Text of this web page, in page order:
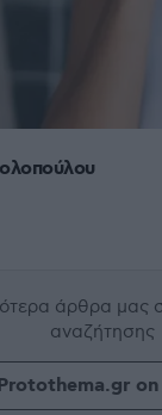
άρθρα μας
αναζήτησης